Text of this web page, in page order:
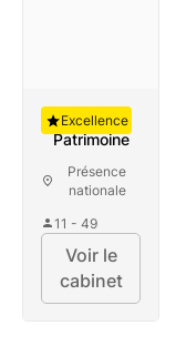
Auguste
Patrimoine
Présence
nationale
11 - 49
Excellence
Voir le
cabinet